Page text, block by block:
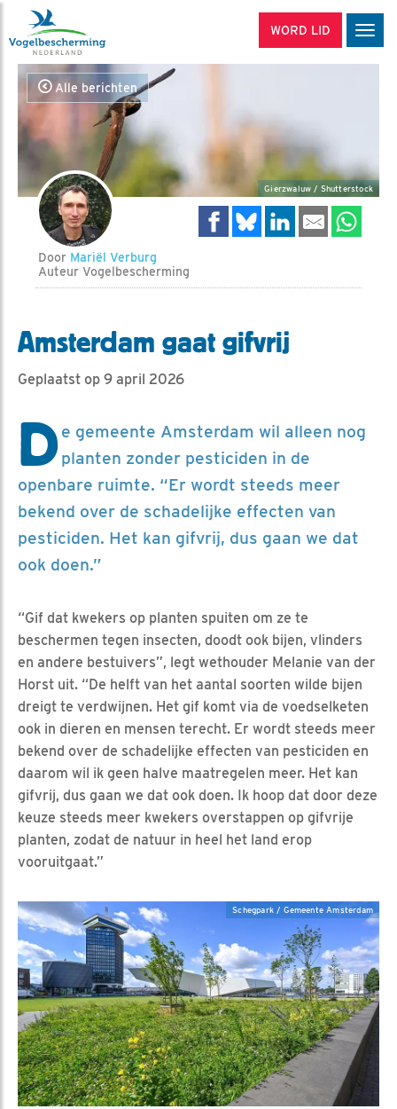
WORD LID
Alle berichten
Gierzwaluw / Shutterstock
Door Mariël Verburg
Auteur Vogelbescherming
Amsterdam gaat gifvrij
Geplaatst op 9 april 2026
De gemeente Amsterdam wil alleen nog
planten zonder pesticiden in de
openbare ruimte. “Er wordt steeds meer
bekend over de schadelijke effecten van
pesticiden. Het kan gifvrij, dus gaan we dat
ook doen.”
“Gif dat kwekers op planten spuiten om ze te
beschermen tegen insecten, doodt ook bijen, vlinders
en andere bestuivers”, legt wethouder Melanie van der
Horst uit. “De helft van het aantal soorten wilde bijen
dreigt te verdwijnen. Het gif komt via de voedselketen
ook in dieren en mensen terecht. Er wordt steeds meer
bekend over de schadelijke effecten van pesticiden en
daarom wil ik geen halve maatregelen meer. Het kan
gifvrij, dus gaan we dat ook doen. Ik hoop dat door deze
keuze steeds meer kwekers overstappen op gifvrije
planten, zodat de natuur in heel het land erop
vooruitgaat.”
Schegpark / Gemeente Amsterdam